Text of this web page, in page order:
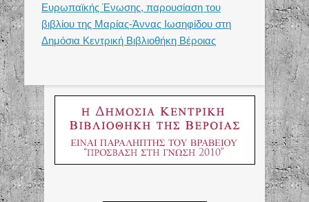
Ευρωπαϊκής Ένωσης, παρουσίαση του
βιβλίου της Μαρίας-Άννας Ιωσηφίδου στη
Δημόσια Κεντρική Βιβλιοθήκη Βέροιας